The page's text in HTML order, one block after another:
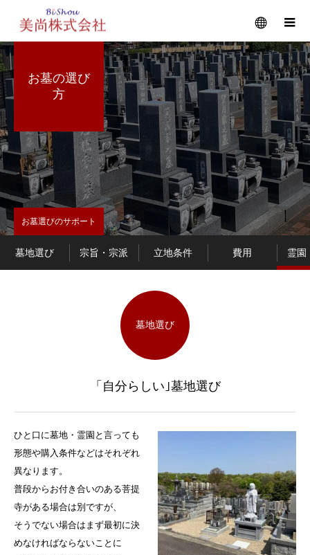
メニュー
お墓の選び
方
お墓選びのサポート
墓地選び 宗旨・宗派 立地条件 費用 霊園
墓地選び
「自分らしい｣墓地選び
ひと口に墓地・霊園と言っても
形態や購入条件などはそれぞれ
異なります。
普段からお付き合いのある菩提
寺がある場合は別ですが、
そうでない場合はまず最初に決
めなければならないことに